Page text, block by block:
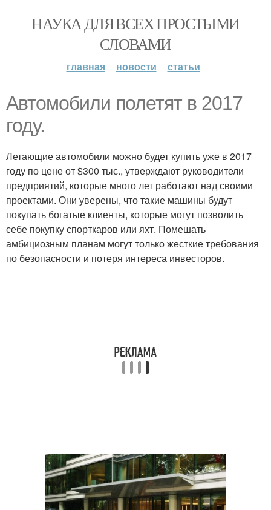
НАУКА ДЛЯ ВСЕХ ПРОСТЫМИ
СЛОВАМИ
главная новости статьи
Автомобили полетят в 2017
году.
Летающие автомобили можно будет купить уже в 2017
году по цене от $300 тыс., утверждают руководители
предприятий, которые много лет работают над своими
проектами. Они уверены, что такие машины будут
покупать богатые клиенты, которые могут позволить
себе покупку спорткаров или яхт. Помешать
амбициозным планам могут только жесткие требования
по безопасности и потеря интереса инвесторов.